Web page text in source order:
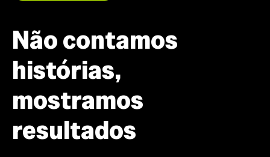
Não contamos
histórias,
mostramos
resultados